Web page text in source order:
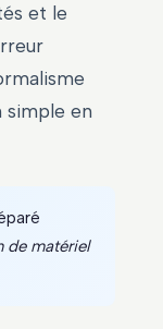
et le
simple en
de matériel